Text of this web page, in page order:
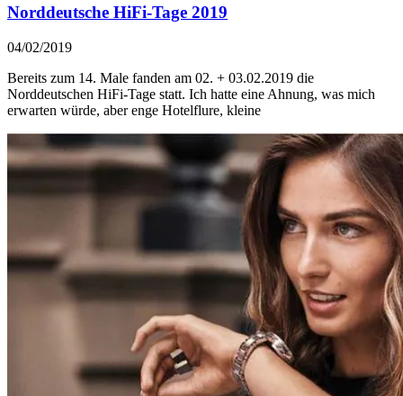
Norddeutsche HiFi-Tage 2019
04/02/2019
Bereits zum 14. Male fanden am 02. + 03.02.2019 die
Norddeutschen HiFi-Tage statt. Ich hatte eine Ahnung, was mich
erwarten würde, aber enge Hotelflure, kleine